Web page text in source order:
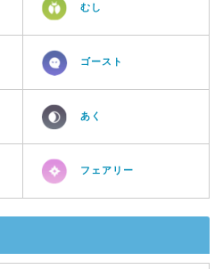
むし
ゴースト
あく
フェアリー